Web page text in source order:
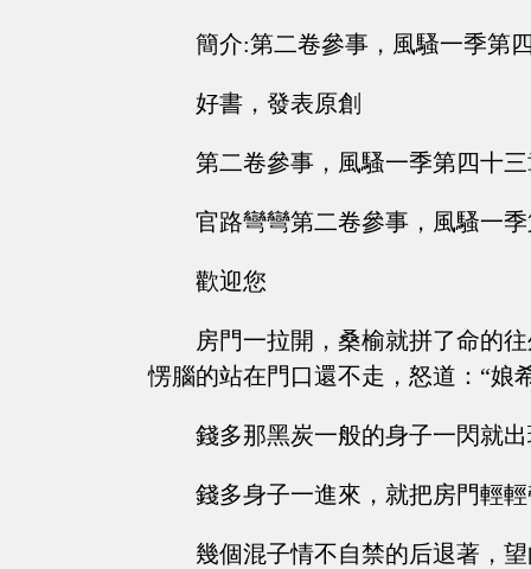
簡介:第二卷參事，風騷一季第
好書，發表原創
第二卷參事，風騷一季第四十
官路彎彎第二卷參事，風騷一
歡迎您
房門一拉開，桑榆就拼了命的
愣腦的站在門口還不走，怒道：“娘
錢多那黑炭一般的身子一閃就
錢多身子一進來，就把房門輕
幾個混子情不自禁的后退著，